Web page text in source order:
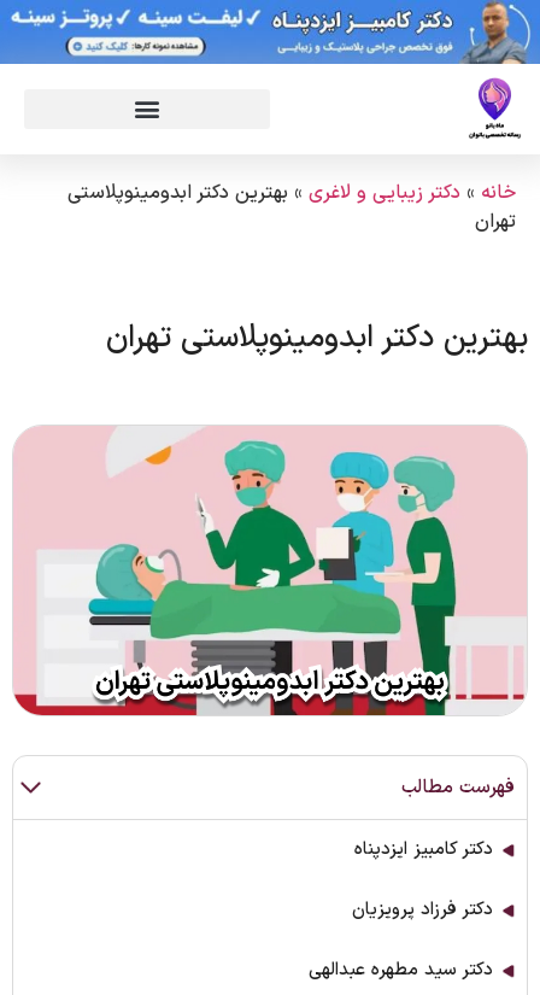
خانه » دکتر زیبایی و لاغری » بهترین دکتر ابدومینوپلاستی
تهران
بهترین دکتر ابدومینوپلاستی تهران
فهرست مطالب
دکتر کامبیز ایزدپناه
دکتر فرزاد پرویزیان
دکتر سید مطهره عبدالهی